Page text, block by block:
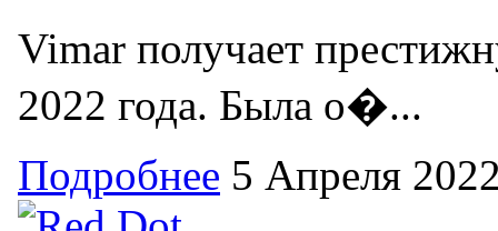
Vimar получает
2022 года. Была о�...
Подробнее 5 Апреля